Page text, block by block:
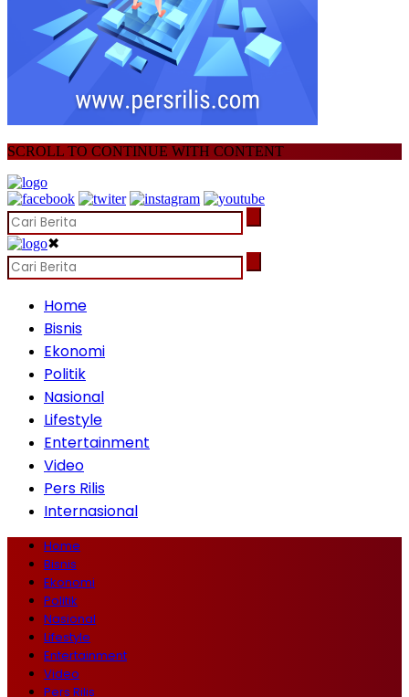
SCROLL TO CONTINUE WITH CONTENT
✖
Home
Bisnis
Ekonomi
Politik
Nasional
Lifestyle
Entertainment
Video
Pers Rilis
Internasional
Home
Bisnis
Ekonomi
Politik
Nasional
Lifestyle
Entertainment
Video
Pers Rilis